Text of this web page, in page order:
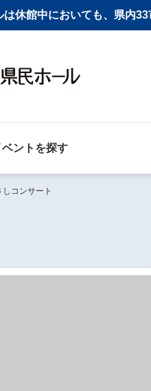
は休館中においても、県内
ベントを探す
しコンサート